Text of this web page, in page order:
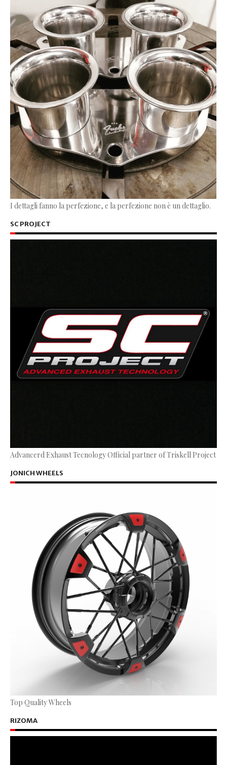
I dettagli fanno la perfezione, e la perfezione non è un dettaglio.
SC PROJECT
Advancerd Exhaust Tecnology Official partner of Triskell Project
JONICH WHEELS
Top Quality Wheels
RIZOMA